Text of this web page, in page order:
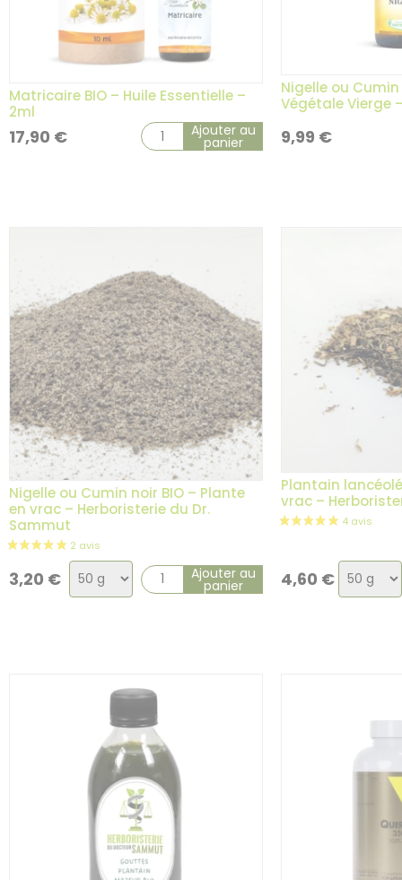
Matricaire BIO – Huile Essentielle –
2ml
17,90 € Ajouter au
panier
Nigelle ou Cumin
Végétale Vierge
9,99 €
Nigelle ou Cumin noir BIO – Plante
en vrac – Herboristerie du Dr.
Sammut
3,20 €
Choix
de
Ajouter au
panier
Plantain
vrac –
4,60 € Choix
de